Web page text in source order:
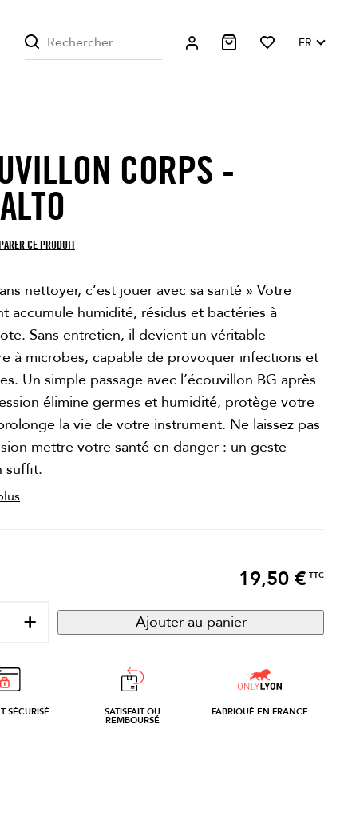
FR
CORPS -
CE PRODUIT
nettoyer, c’est jouer avec sa santé » Votre
accumule humidité, résidus et bactéries à
Sans entretien, il devient un véritable
à microbes, capable de provoquer infections et
Un simple passage avec l’écouvillon BG après
élimine germes et humidité, protège votre
la vie de votre instrument. Ne laissez pas
mettre votre santé en danger : un geste
suffit.
Prix
19,50 € TTC
+ Ajouter au panier
SÉCURISÉ SATISFAIT OU
REMBOURSÉ
FABRIQUÉ EN FRANCE